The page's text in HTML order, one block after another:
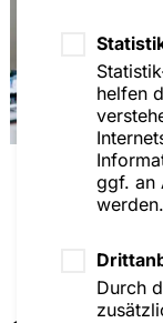
helfen
ggf. an
werden.
Durch
nach dem
aufgrund
2023, S.